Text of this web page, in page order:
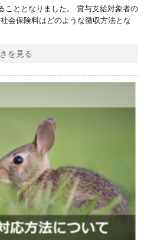
こととなりました。 賞与支給対象者の
会保険料はどのような徴収方法とな
を見る